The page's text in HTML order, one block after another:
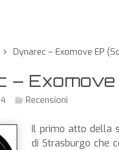
Dynarec – Exomove EP
– Exomove
Recensioni
Il primo atto della
di Strasburgo che